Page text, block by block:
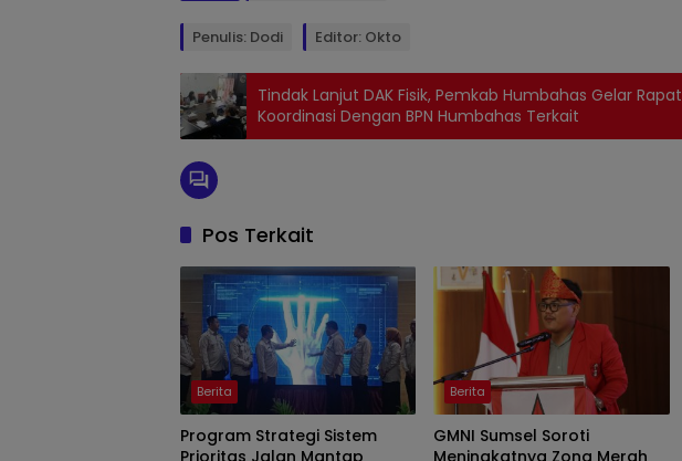
Penulis: Dodi Editor: Okto
Tindak Lanjut DAK Fisik, Pemkab Humbahas Gelar Rapat
Koordinasi Dengan BPN Humbahas Terkait
Pos Terkait
Berita
Program Strategi Sistem
Berita
GMNI Sumsel Soroti